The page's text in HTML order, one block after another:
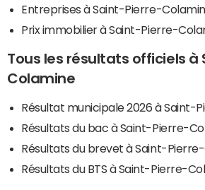
Entreprises à Saint-Pierre-
Prix immobilier à Saint-Pierre-
Tous les résultats officiels à
Colamine
Résultat municipale 2026 à Saint-
Résultats du bac à Saint-Pierre-
Résultats du brevet à Saint-
Résultats du BTS à Saint-Pierre-